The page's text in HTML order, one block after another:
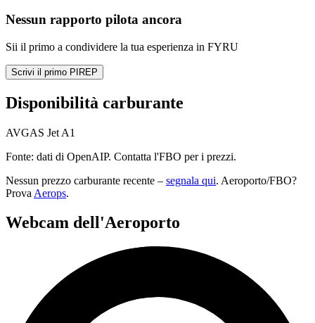
Nessun rapporto pilota ancora
Sii il primo a condividere la tua esperienza in FYRU
Scrivi il primo PIREP
Disponibilità carburante
AVGAS Jet A1
Fonte: dati di OpenAIP. Contatta l'FBO per i prezzi.
Nessun prezzo carburante recente – segnala qui. Aeroporto/FBO?
Prova Aerops.
Webcam dell'Aeroporto